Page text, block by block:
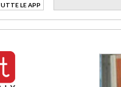
LE APP